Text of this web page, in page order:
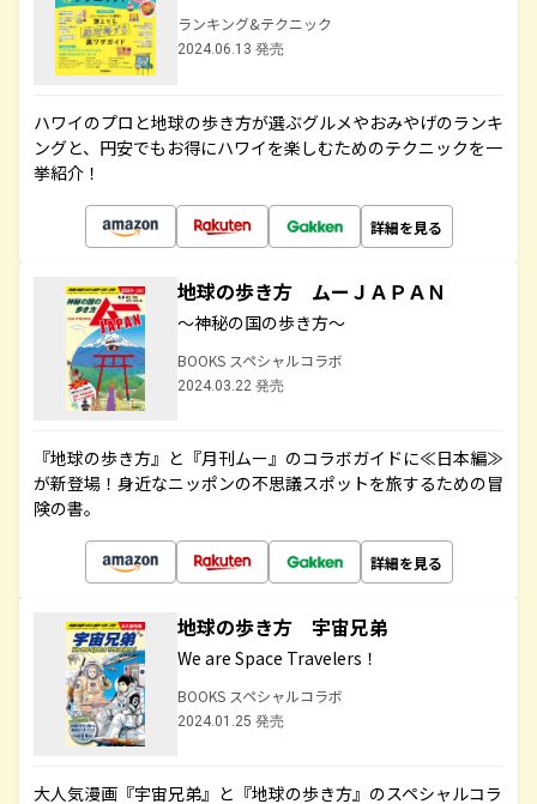
ランキング&テクニック
2024.06.13 発売
ハワイのプロと地球の歩き方が選ぶグルメやおみやげのランキ
ングと、円安でもお得にハワイを楽しむためのテクニックを一
挙紹介！
詳細を見る
地球の歩き方 ムーＪＡＰＡＮ
～神秘の国の歩き方～
BOOKS スペシャルコラボ
2024.03.22 発売
『地球の歩き方』と『月刊ムー』のコラボガイドに≪日本編≫
が新登場！身近なニッポンの不思議スポットを旅するための冒
険の書。
詳細を見る
地球の歩き方 宇宙兄弟
We are Space Travelers！
BOOKS スペシャルコラボ
2024.01.25 発売
大人気漫画『宇宙兄弟』と『地球の歩き方』のスペシャルコラ